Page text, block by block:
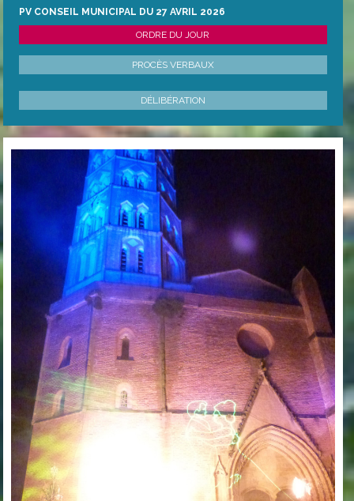
PV CONSEIL MUNICIPAL DU 27 AVRIL 2026
ORDRE DU JOUR
PROCÈS VERBAUX
DÉLIBÉRATION